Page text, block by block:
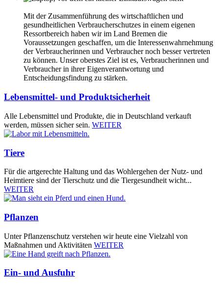
Mit der Zusammenführung des wirtschaftlichen und
gesundheitlichen Verbraucherschutzes in einem eigenen
Ressortbereich haben wir im Land Bremen die
Voraussetzungen geschaffen, um die Interessenwahrnehmung
der Verbraucherinnen und Verbraucher noch besser vertreten
zu können. Unser oberstes Ziel ist es, Verbraucherinnen und
Verbraucher in ihrer Eigenverantwortung und
Entscheidungsfindung zu stärken.
Lebensmittel- und Produktsicherheit
Alle Lebensmittel und Produkte, die in Deutschland verkauft
werden, müssen sicher sein. WEITER
Tiere
Für die artgerechte Haltung und das Wohlergehen der Nutz- und
Heimtiere sind der Tierschutz und die Tiergesundheit wicht...
WEITER
Pflanzen
Unter Pflanzenschutz verstehen wir heute eine Vielzahl von
Maßnahmen und Aktivitäten WEITER
Ein- und Ausfuhr